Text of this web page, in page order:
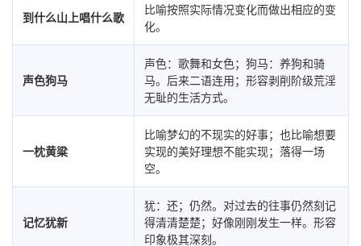
到什么山上唱什么歌
比喻按照实际情况变化而做出相应的变
化。
声色狗马
声色：歌舞和女色；狗马：养狗和骑
马。后来二语连用；形容剥削阶级荒淫
无耻的生活方式。
一枕黄粱
比喻梦幻的不现实的好事；也比喻想要
实现的美好理想不能实现；落得一场
空。
记忆犹新
犹：还；仍然。对过去的往事仍然刻记
得清清楚楚；好像刚刚发生一样。形容
印象极其深刻。